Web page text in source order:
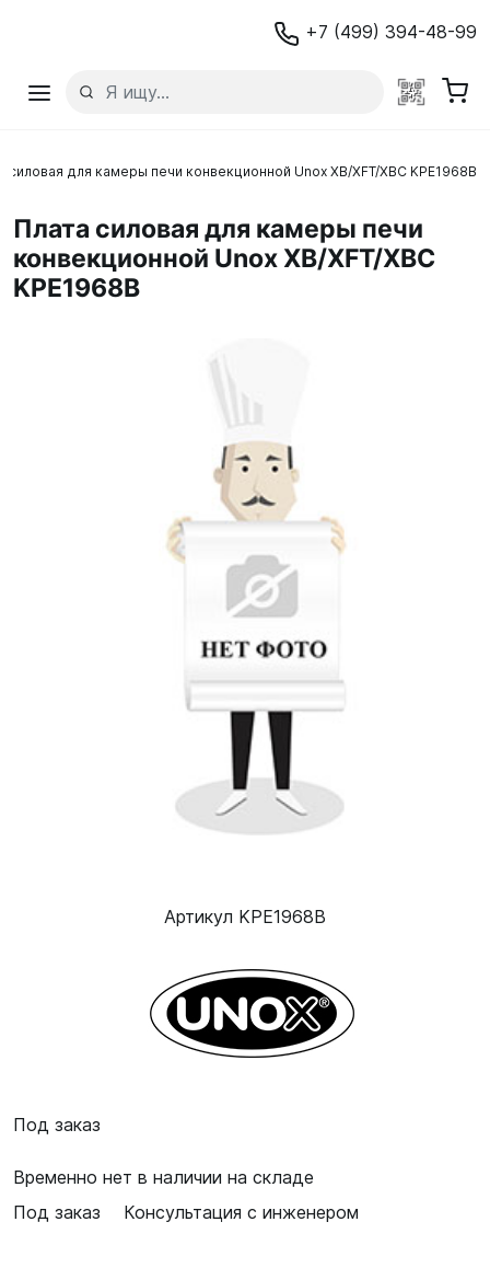
+7 (499) 394-48-99
силовая для камеры печи конвекционной Unox XB/XFT/XBC KPE1968B
Плата силовая для камеры печи
конвекционной Unox XB/XFT/XBC
KPE1968B
Артикул KPE1968B
Под заказ
Временно нет в наличии на складе
Под заказ
Консультация с инженером